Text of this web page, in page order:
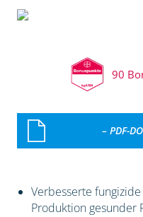
90
– PDF-
Verbesserte
Produktion gesunder